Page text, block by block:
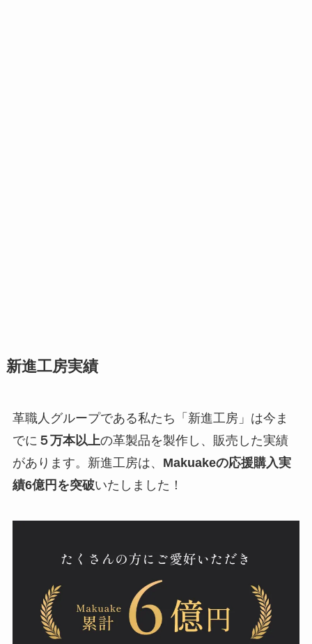
新進工房実績
革職人グループである私たち「新進工房」は今ま
でに ５万本以上の革製品を製作し、販売した実績
があります。新進工房は、 Makuakeの応援購入実
績6億円を突破いたしました！